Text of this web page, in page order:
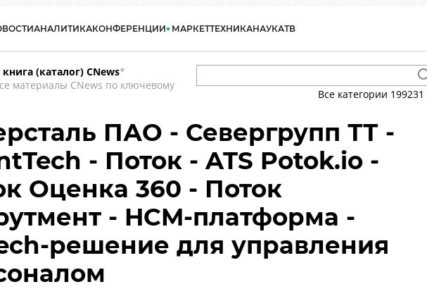
АНАЛИТИКАКОНФЕРЕНЦИИ МАРКЕТТЕХНИКАНАУКАТВ
(каталог) CNews*
материалы CNews по ключевому
Все категории 199231
ПАО - Севергрупп ТТ -
- Поток - ATS Potok.io -
Оценка 360 - Поток
- HCM-платформа -
решение для управления